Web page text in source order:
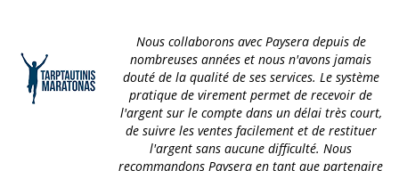
Nous collaborons avec Paysera depuis de
nombreuses années et nous n'avons jamais
douté de la qualité de ses services. Le système
pratique de virement permet de recevoir de
l'argent sur le compte dans un délai très court,
de suivre les ventes facilement et de restituer
l'argent sans aucune difficulté. Nous
recommandons Paysera en tant que partenaire